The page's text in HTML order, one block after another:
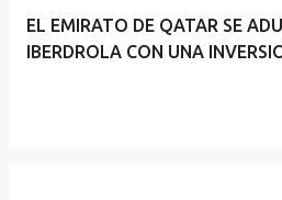
EL EMIRATO DE QATAR SE
IBERDROLA CON UNA